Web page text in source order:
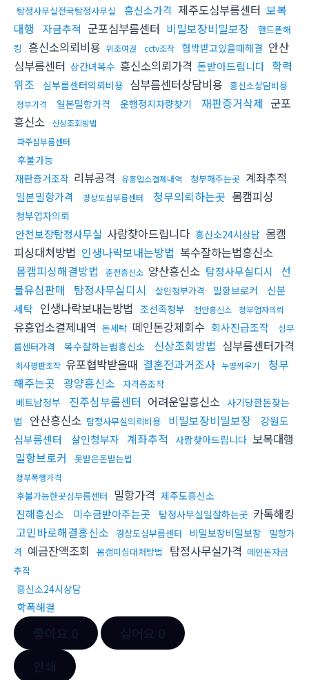
탐정사무실전국탐정사무실 흥신소가격 제주도심부름센터 보복
대행
자금추적 군포심부름센터 비밀보장비밀보장
핸드폰해
킹 흥신소의뢰비용 위조여권 cctv조작 협박받고있을때해결 안산
심부름센터 상간녀복수 흥신소의뢰가격 돈받아드립니다 학력
위조
심부름센터의뢰비용 심부름센터상담비용 흥신소상담비용
청부가격 일본밀항가격 운행정지차량찾기 재판증거삭제 군포
흥신소
신상조회방법
파주심부름센터
후불가능
재판증거조작 리뷰공격 유흥업소결제내역 청부해주는곳 계좌추적
일본밀항가격 경상도심부름센터 청부의뢰하는곳 몸캠피싱
청부업자의뢰
안전보장탐정사무실 사람찾아드립니다 흥신소24시상담 몸캠
피싱대처방법 인생나락보내는방법 복수잘하는법흥신소
몸캠피싱해결방법
춘천흥신소 양산흥신소 탐정사무실디시
선
불유심판매
탐정사무실디시 살인청부가격 밀항브로커
신분
세탁 인생나락보내는방법 조선족청부 천안흥신소 청부업자의뢰
유흥업소결제내역 돈세탁 떼인돈강제회수 회사진급조작
심부
름센터가격
복수잘하는법흥신소 신상조회방법 심부름센터가격
회사평판조작 유포협박받을때 결혼전과거조사 누명씌우기
청부
해주는곳 광양흥신소 자격증조작
베트남청부 진주심부름센터 어려운일흥신소 사기당한돈찾는
법
안산흥신소 탐정사무실의뢰비용 비밀보장비밀보장
강원도
심부름센터
살인청부자 계좌추적 사람찾아드립니다 보복대행
밀항브로커
못받은돈받는법
청부폭행가격
후불가능한곳심부름센터 밀항가격 제주도흥신소
진해흥신소 미수금받아주는곳 탐정사무실일잘하는곳 카톡해킹
고민바로해결흥신소
경상도심부름센터 비밀보장비밀보장
밀항가
격 예금잔액조회 몸캠피싱대처방법 탐정사무실가격 떼인돈자금
추적
흥신소24시상담
학폭해결